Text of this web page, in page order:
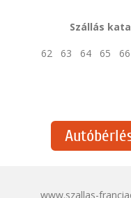
Szállás
62
63 64 65 66
www.szallas-